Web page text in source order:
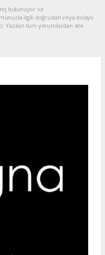
bulunuyor ve
ilgili doğrudan veya dolaylı
Yazılan tüm yorumlardan site